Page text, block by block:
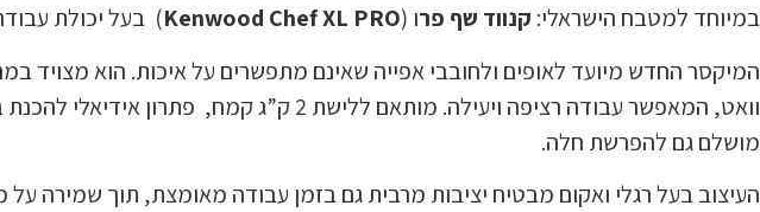
במיוחד למטבח הישראלי: קנווד שף פרו (Kenwood Chef XL PRO) בעל יכולת
וואט, המאפשר עבודה רציפה ויעילה. מותאם ללישת 2
מושלם גם להפרשת חלה.
העיצוב בעל רגלי ואקום מבטיח יציבות מרבית גם בזמן עבודה מאומצת, תוך שמירה